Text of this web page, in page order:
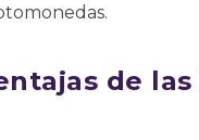
de